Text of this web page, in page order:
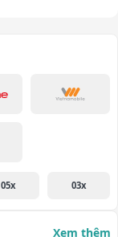
05x 03x
Xem thêm